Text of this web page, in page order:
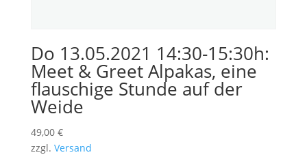
Do 13.05.2021 14:30-15:30h:
Meet & Greet Alpakas, eine
flauschige Stunde auf der
Weide
49,00 €
zzgl. Versand